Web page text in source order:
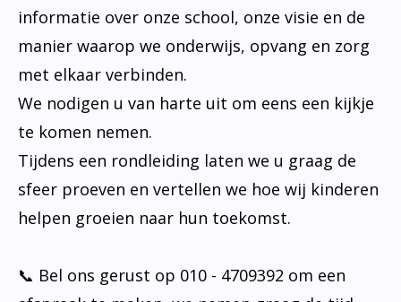
informatie over onze school, onze visie en de
manier waarop we onderwijs, opvang en zorg
met elkaar verbinden.
We nodigen u van harte uit om eens een kijkje
te komen nemen.
Tijdens een rondleiding laten we u graag de
sfeer proeven en vertellen we hoe wij kinderen
helpen groeien naar hun toekomst.
📞 Bel ons gerust op 010 - 4709392 om een